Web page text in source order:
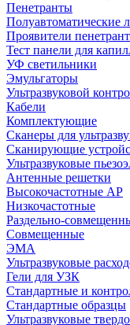
Пенетранты
Полуавтоматические
Проявители
Тест панели для
УФ светильники
Эмульгаторы
Ультразвуковой
Кабели
Комплектующие
Сканеры для
Сканирующие
Ультразвуковые
Антенные решетки
Высокочастотные АР
Низкочастотные
Раздельно-
Совмещенные
ЭМА
Ультразвуковые
Гели для УЗК
Стандартные и
Стандартные образцы
Ультразвуковые